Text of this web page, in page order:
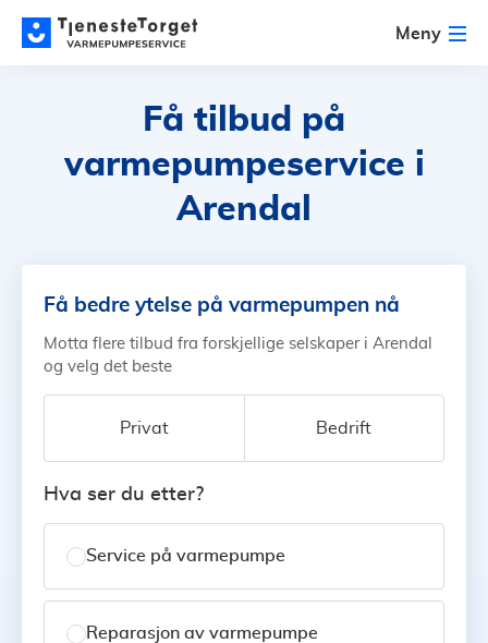
Meny
Få tilbud på
varmepumpeservice i
Arendal
Få bedre ytelse på varmepumpen nå
Motta flere tilbud fra forskjellige selskaper i Arendal
og velg det beste
Privat Bedrift
Hva ser du etter?
Service på varmepumpe
Reparasjon av varmepumpe